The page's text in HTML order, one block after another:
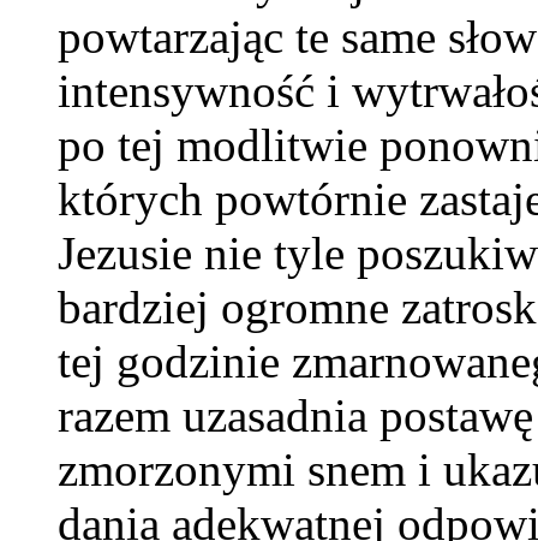
powtarzając te same
intensywność i
po tej modlitwie
których powtórnie
Jezusie nie tyle
bardziej ogromne
tej godzinie
razem uzasadnia
zmorzonymi snem i
dania adekwatnej